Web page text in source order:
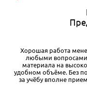
с
в
Плата
бонусы.
Я обучался в
есть с чем
бизнеса
бесплатный